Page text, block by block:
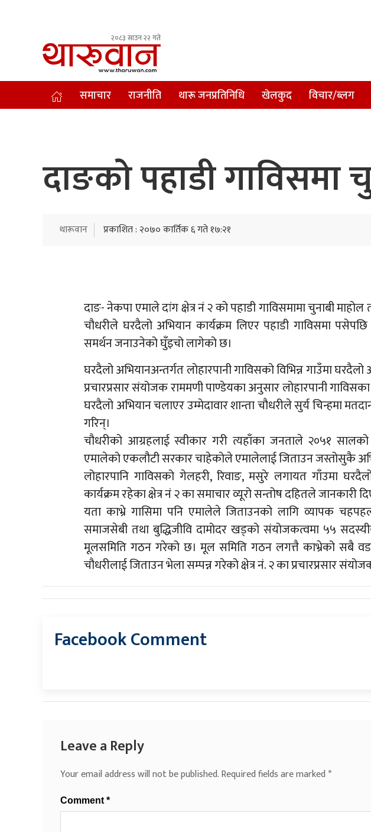
२०८३ साउन २२ गते
Leading Newsportal from Tharu Community Nepal.
समाचार राजनीति थारू जनप्रतिनिधि खेलकुद विचार/ब्लग
दाङको पहाडी गाविसमा
थारूवान प्रकाशित : २०७० कार्तिक ६ गते १७:२१
दाङ- नेकपा एमाले दांग क्षेत्र नं २ को पहाडी गाविसमामा चुनाबी माहोल
चौधरीले घरदैलो अभियान कार्यक्रम लिएर पहाडी गाविसमा
समर्थन जनाउनेको घुँइचो लागेको छ।
घरदैलो अभियानअन्तर्गत लोहारपानी गाविसको विभिन्न गाउँमा
प्रचारप्रसार संयोजक राममणी पाण्डेयका अनुसार लोहारपानी
घरदैलो अभियान चलाएर उम्मेदावार शान्ता चौधरीले सुर्य चिन्हमा
गरिन्।
चौधरीको आग्रहलाई स्वीकार गरी त्यहाँका जनताले २०५१
एमालेको एकलौटी सरकार चाहेकोले एमालेलाई जिताउन जस्तोसुकै
लोहारपानि गाविसको गेलहरी, रिवाङ, मसुरे लगायत गाँउमा
कार्यक्रम रहेका क्षेत्र नं २ का समाचार व्यूरो सन्तोष दहितले जानकारी
यता काभ्रे गासिमा पनि एमालेले जिताउनको लागि व्यापक
समाजसेबी तथा बुद्धिजीवि दामोदर खड्को संयोजकत्वमा ५५ सदस्यीय
मूलसमिति गठन गरेको छ। मूल समिति गठन लगत्तै काभ्रेको सबै
चौधरीलाई जिताउन भेला सम्पन्न गरेको क्षेत्र नं. २ का प्रचारप्रसार
Facebook Comment
Leave a Reply
Your email address will not be published.Required fields are marked*
Comment *